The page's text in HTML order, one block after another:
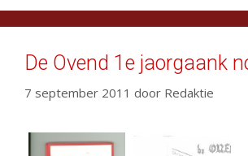
De Ovend 1e jaorgaank
7 september 2011 door Redaktie